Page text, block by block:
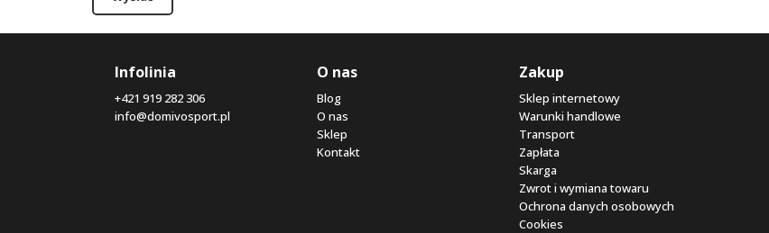
Infolinia
+421 919 282 306
info@domivosport.pl
O nas
Blog
O nas
Sklep
Kontakt
Zakup
Sklep internetowy
Warunki handlowe
Transport
Zapłata
Skarga
Zwrot i wymiana towaru
Ochrona danych osobowych
Cookies